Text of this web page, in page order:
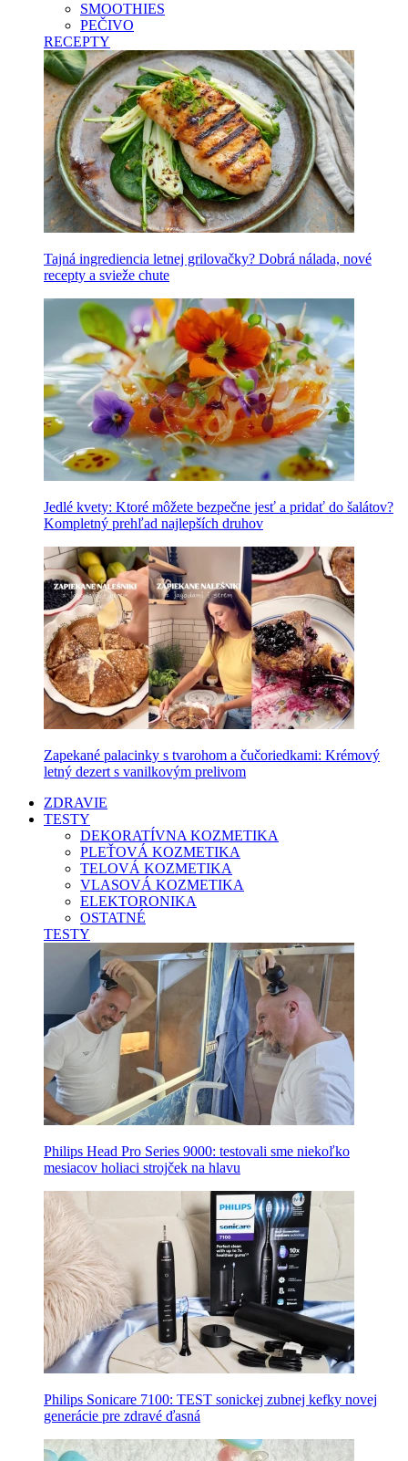
SMOOTHIES
PEČIVO
RECEPTY
Tajná ingrediencia letnej grilovačky? Dobrá nálada, nové
recepty a svieže chute
Jedlé kvety: Ktoré môžete bezpečne jesť a pridať do šalátov?
Kompletný prehľad najlepších druhov
Zapekané palacinky s tvarohom a čučoriedkami: Krémový
letný dezert s vanilkovým prelivom
ZDRAVIE
TESTY
DEKORATÍVNA KOZMETIKA
PLEŤOVÁ KOZMETIKA
TELOVÁ KOZMETIKA
VLASOVÁ KOZMETIKA
ELEKTORONIKA
OSTATNÉ
TESTY
Philips Head Pro Series 9000: testovali sme niekoľko
mesiacov holiaci strojček na hlavu
Philips Sonicare 7100: TEST sonickej zubnej kefky novej
generácie pre zdravé ďasná